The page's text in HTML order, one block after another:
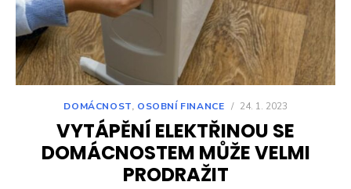
DOMÁCNOST, OSOBNÍ FINANCE / 24. 1. 2023
VYTÁPĚNÍ ELEKTŘINOU SE
DOMÁCNOSTEM MŮŽE VELMI
PRODRAŽIT